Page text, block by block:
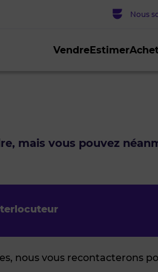
VendreEstimer
Nous
mais vous pouvez
nous vous recontacterons